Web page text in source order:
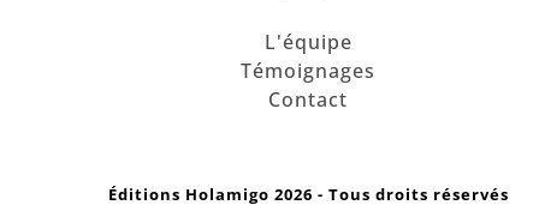
L'équipe
Témoignages
Contact
Éditions Holamigo 2026 - Tous droits réservés